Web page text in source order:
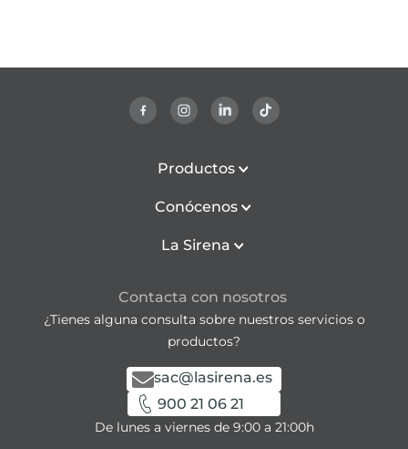
Productos
Conócenos
La Sirena
Contacta con nosotros
¿Tienes alguna consulta sobre nuestros servicios o
productos?
sac@lasirena.es
900 21 06 21
De lunes a viernes de 9:00 a 21:00h